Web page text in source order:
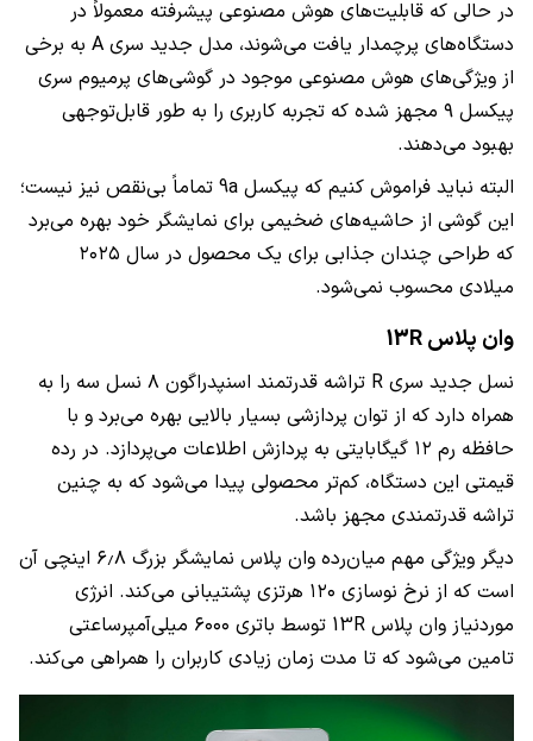
در حالی که قابلیت‌های هوش مصنوعی پیشرفته معمولاً در
دستگاه‌های پرچمدار یافت می‌شوند، مدل جدید سری A به برخی
از ویژگی‌های هوش مصنوعی موجود در گوشی‌های پرمیوم سری
پیکسل ۹ مجهز شده که تجربه کاربری را به طور قابل‌توجهی
بهبود می‌دهند.
البته نباید فراموش کنیم که پیکسل 9a تماماً بی‌نقص نیز نیست؛
این گوشی از حاشیه‌های ضخیمی برای نمایشگر خود بهره می‌برد
که طراحی چندان جذابی برای یک محصول در سال ۲۰۲۵
میلادی محسوب نمی‌شود.
وان پلاس 13R
نسل جدید سری R تراشه قدرتمند اسنپدراگون ۸ نسل سه را به
همراه دارد که از توان پردازشی بسیار بالایی بهره می‌برد و با
حافظه رم ۱۲ گیگابایتی به پردازش اطلاعات می‌پردازد. در رده
قیمتی این دستگاه، کم‌تر محصولی پیدا می‌شود که به چنین
تراشه قدرتمندی مجهز باشد.
دیگر ویژگی مهم میان‌رده وان‌ پلاس نمایشگر بزرگ ۶٫۸ اینچی آن
است که از نرخ نوسازی ۱۲۰ هرتزی پشتیبانی می‌کند. انرژی
موردنیاز وان پلاس 13R توسط باتری ۶۰۰۰ میلی‌آمپرساعتی
تامین می‌شود که تا مدت زمان زیادی کاربران را همراهی می‌کند.